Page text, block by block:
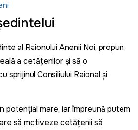
al Raionului Anenii Noi, propun
a cetățenilor și să o
sprijinul Consiliului Raional și
potențial mare, iar împreună putem
să motiveze cetățenii să